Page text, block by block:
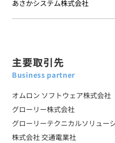
あさかシステム株式会社
主要取引先
Business partner
オムロン ソフトウェア株式会社
グローリー株式会社
グローリーテクニカルソリュー
株式会社 交通電業社